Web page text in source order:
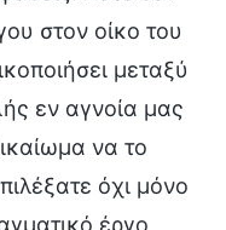
στον οίκο του
μεταξύ
εν αγνοία μας
να το
όχι μόνο
έργο,